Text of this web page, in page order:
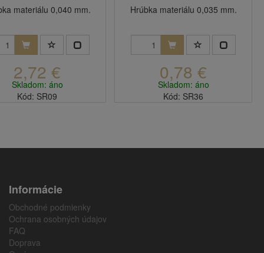
materiálu 0,040 mm.
2,72 €
Skladom: áno
Kód: SR09
Hrúbka materiálu 0,035 mm.
0,78 €
Skladom: áno
Kód: SR36
Informácie
Obchodné podmienky
Ochrana osobných údajov
FAQ
Doprava